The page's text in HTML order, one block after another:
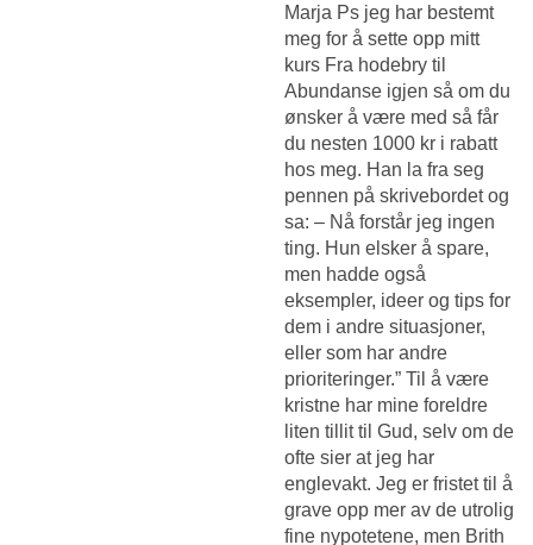
Marja Ps jeg har bestemt
meg for å sette opp mitt
kurs Fra hodebry til
Abundanse igjen så om du
ønsker å være med så får
du nesten 1000 kr i rabatt
hos meg. Han la fra seg
pennen på skrivebordet og
sa: – Nå forstår jeg ingen
ting. Hun elsker å spare,
men hadde også
eksempler, ideer og tips for
dem i andre situasjoner,
eller som har andre
prioriteringer.” Til å være
kristne har mine foreldre
liten tillit til Gud, selv om de
ofte sier at jeg har
englevakt. Jeg er fristet til å
grave opp mer av de utrolig
fine nypotetene, men Brith